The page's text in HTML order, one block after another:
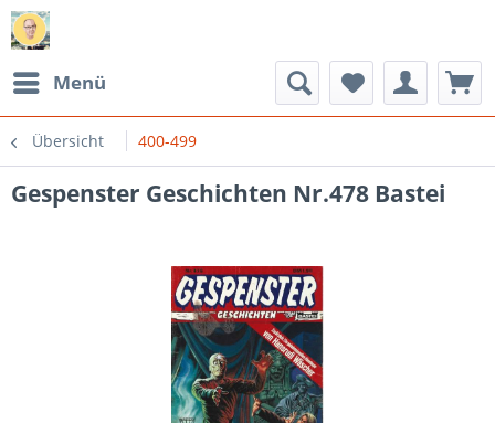
Menü
Übersicht 400-499
Gespenster Geschichten Nr.478 Bastei